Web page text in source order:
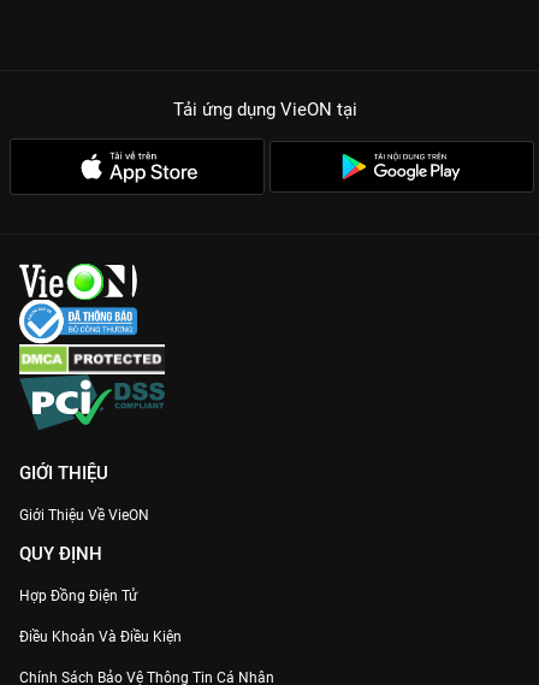
Tải ứng dụng VieON tại
GIỚI THIỆU
Giới Thiệu Về VieON
QUY ĐỊNH
Hợp Đồng Điện Tử
Điều Khoản Và Điều Kiện
Chính Sách Bảo Vệ Thông Tin Cá Nhân